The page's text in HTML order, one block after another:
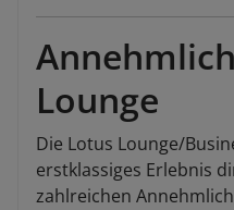
Lounge
Die Lotus Lounge/
erstklassiges Erlebnis
zahlreichen